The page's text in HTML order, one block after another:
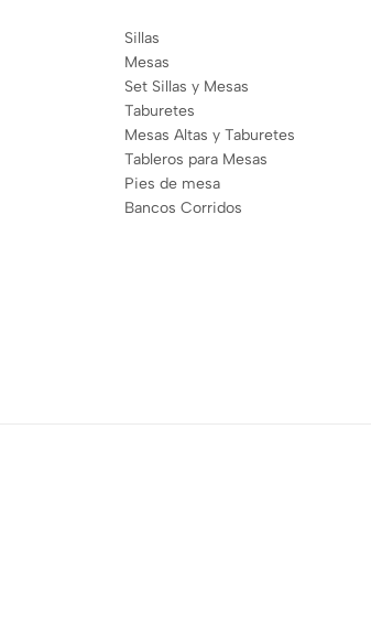
Sillas
Mesas
Set Sillas y Mesas
Taburetes
Mesas Altas y Taburetes
Tableros para Mesas
Pies de mesa
Bancos Corridos